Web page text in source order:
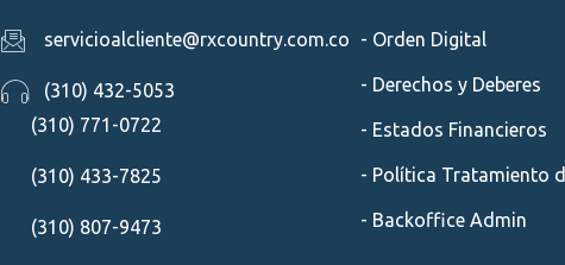
servicioalcliente@rxcountry.com.co
(310) 432-5053
(310) 771-0722
(310) 433-7825
(310) 807-9473
- Orden Digital
- Derechos y Deberes
- Estados Financieros
- Política Tratamiento
- Backoffice Admin